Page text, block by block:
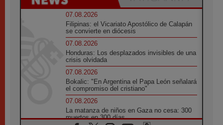
07.08.2026
Filipinas: el Vicariato Apostólico de Calapán
se convierte en diócesis
07.08.2026
Honduras: Los desplazados invisibles de una
crisis olvidada
07.08.2026
Bokalic: "En Argentina el Papa León señalará
el compromiso del cristiano"
07.08.2026
La matanza de niños en Gaza no cesa: 300
muertos en 300 días